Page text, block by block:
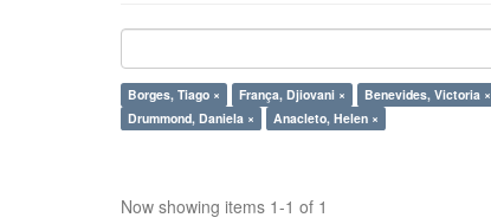
Borges, Tiago × França, Djiovani × Benevides, Victoria ×
Drummond, Daniela ×
Anacleto, Helen ×
Now showing items 1-1 of 1